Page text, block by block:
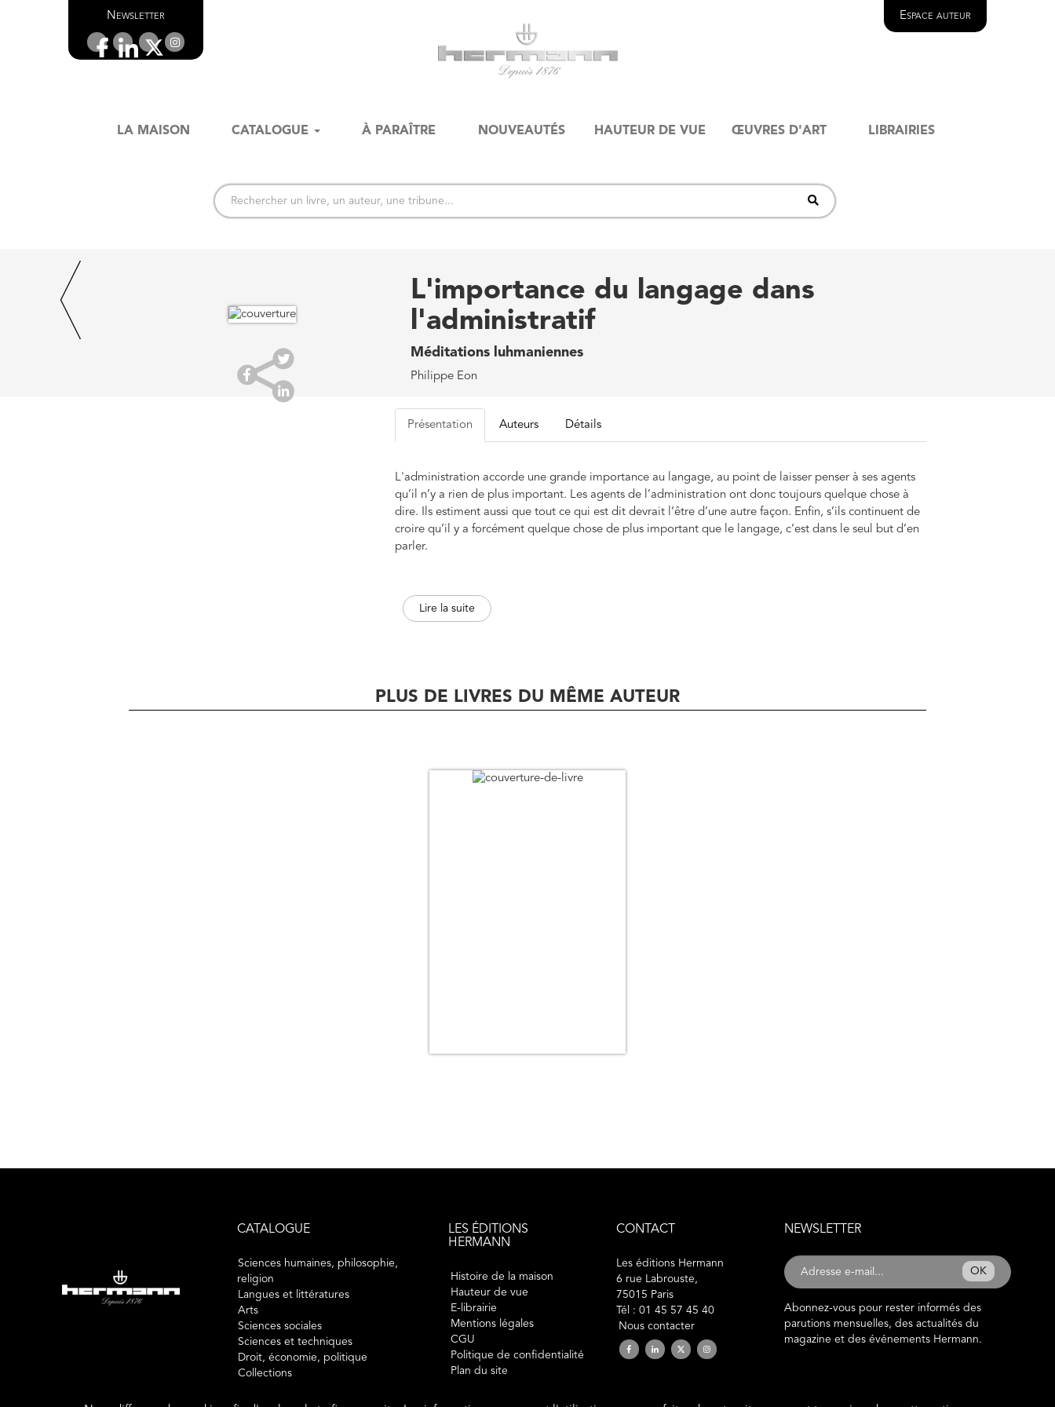
Newsletter Espace auteur
LA MAISON CATALOGUE À PARAÎTRE NOUVEAUTÉS HAUTEUR DE VUE ŒUVRES D'ART LIBRAIRIES
L'importance du langage dans
l'administratif
Méditations luhmaniennes
Philippe Eon
Présentation Auteurs Détails
L'administration accorde une grande importance au langage, au point de laisser penser à ses agents
qu’il n’y a rien de plus important. Les agents de l’administration ont donc toujours quelque chose à
dire. Ils estiment aussi que tout ce qui est dit devrait l’être d’une autre façon. Enfin, s’ils continuent de
croire qu’il y a forcément quelque chose de plus important que le langage, c’est dans le seul but d’en
parler.
innombrables textes, « petites notes », comptes rendus, explications, rapports, que l’administration
attend d’eux. J’en ai collecté quelques-uns, comme « permettre », « dans le cadre de… » ou encore «
Lire la suite
PLUS DE LIVRES DU MÊME AUTEUR
CATALOGUE
Sciences humaines, philosophie,
religion
Langues et littératures
Arts
Sciences sociales
Sciences et techniques
Droit, économie, politique
Collections
LES ÉDITIONS
HERMANN
Histoire de la maison
Hauteur de vue
E-librairie
Mentions légales
CGU
Politique de confidentialité
Plan du site
CONTACT
Les éditions Hermann
6 rue Labrouste,
75015 Paris
Tél : 01 45 57 45 40
Nous contacter
NEWSLETTER
OK
Abonnez-vous pour rester informés des
parutions mensuelles, des actualités du
magazine et des événements Hermann.